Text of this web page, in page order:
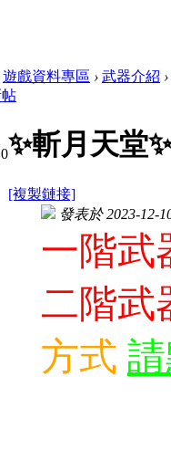
遊戲資料專區 › 武器介紹 ›
0✨斬月天堂
[複製鏈接]
發表於 2023-12-
一階武
二階武
方式